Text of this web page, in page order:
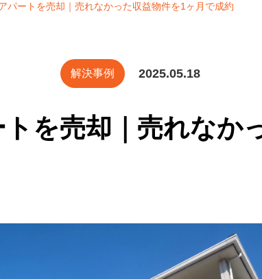
パートを売却｜売れなかった収益物件を1ヶ月で成約
解決事例 2025.05.18
を売却｜売れなか